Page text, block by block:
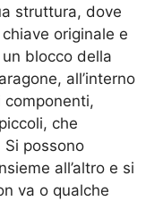
struttura, dove
originale e
blocco della
all’interno
che
possono
all’altro e si
va o qualche